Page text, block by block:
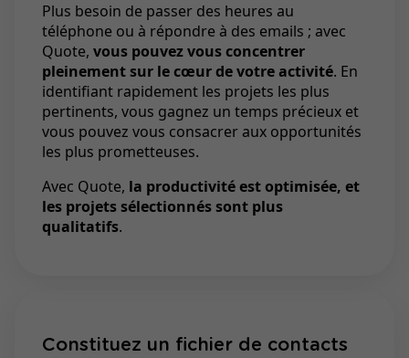
Plus besoin de passer des heures au
téléphone ou à répondre à des emails ; avec
Quote, vous pouvez vous concentrer
pleinement sur le cœur de votre activité. En
identifiant rapidement les projets les plus
pertinents, vous gagnez un temps précieux et
vous pouvez vous consacrer aux opportunités
les plus prometteuses.
Avec Quote, la productivité est optimisée, et
les projets sélectionnés sont plus
qualitatifs.
Constituez un fichier de contacts